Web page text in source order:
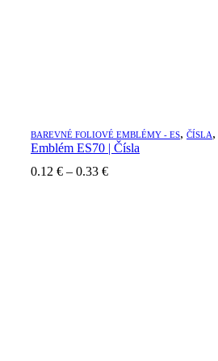
BAREVNÉ FOLIOVÉ EMBLÉMY - ES, ČÍSLA,
Emblém ES70 | Čísla
0.12 € – 0.33 €Price